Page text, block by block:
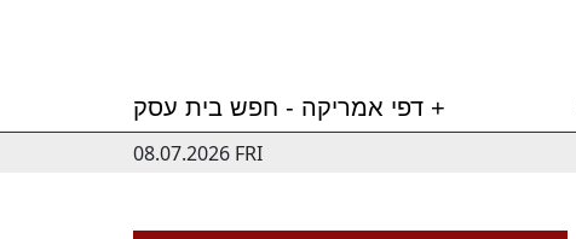
דפי אמריקה - חפש בית עסק +
08.07.2026 FRI